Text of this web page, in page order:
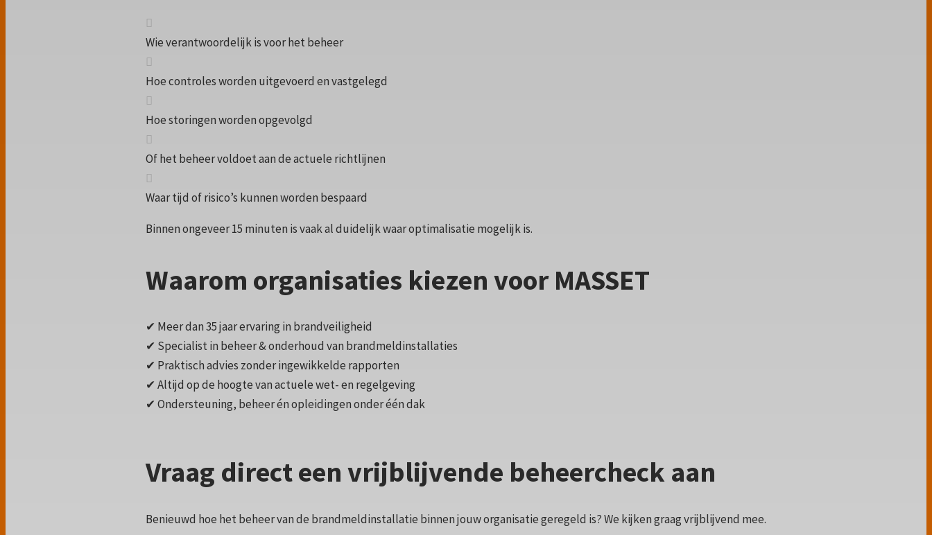
Wie verantwoordelijk is voor het beheer
Hoe controles worden uitgevoerd en vastgelegd
Hoe storingen worden opgevolgd
Of het beheer voldoet aan de actuele richtlijnen
Waar tijd of risico’s kunnen worden bespaard
Binnen ongeveer 15 minuten is vaak al duidelijk waar optimalisatie mogelijk is.
Waarom organisaties kiezen voor MASSET
✔ Meer dan 35 jaar ervaring in brandveiligheid
✔ Specialist in beheer & onderhoud van brandmeldinstallaties
✔ Praktisch advies zonder ingewikkelde rapporten
✔ Altijd op de hoogte van actuele wet- en regelgeving
✔ Ondersteuning, beheer én opleidingen onder één dak
Vraag direct een vrijblijvende beheercheck aan
Benieuwd hoe het beheer van de brandmeldinstallatie binnen jouw organisatie geregeld is? We kijken graag vrijblijvend mee.